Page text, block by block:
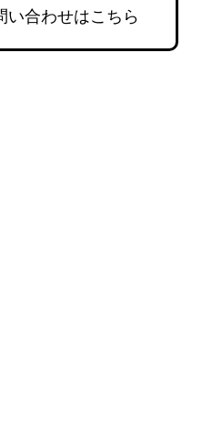
い合わせはこちら